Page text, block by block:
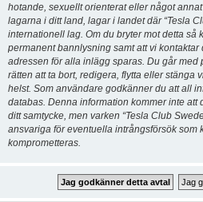
hotande, sexuellt orienterat eller något
lagarna i ditt land, lagar i landet där “Tesla
internationell lag. Om du bryter mot detta så
permanent bannlysning samt att vi kontaktar
adressen för alla inlägg sparas. Du går med
rätten att ta bort, redigera, flytta eller stänga
helst. Som användare godkänner du att all
databas. Denna information kommer inte att
ditt samtycke, men varken “Tesla Club
ansvariga för eventuella intrångsförsök som
komprometteras.